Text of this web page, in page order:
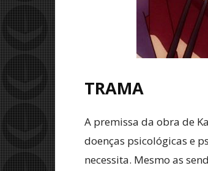
TRAMA
A premissa da obra de
doenças psicológicas e
necessita. Mesmo as